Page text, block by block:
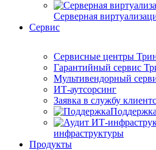
Серверная
Сервис
Сервисные центры
Гарантийный сервис
Мультивендорный
ИТ-аутсорсинг
Заявка в службу
Поддержка
инфраструктуры
Продукты